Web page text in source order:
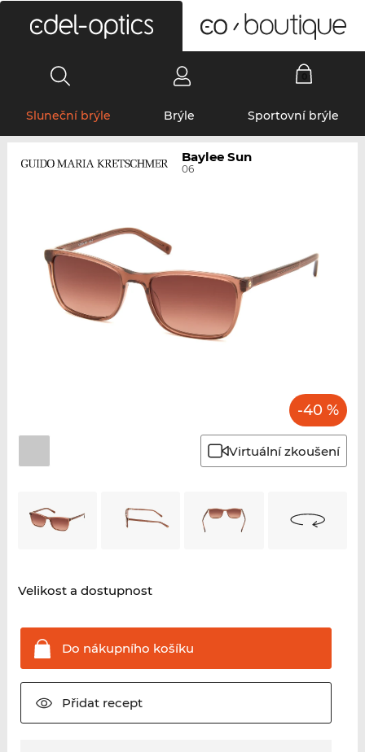
Sluneční brýle Brýle Sportovní brýle
Baylee Sun
06
-40 %
Virtuální zkoušení
Velikost a dostupnost
Do nákupního košíku
Přidatrecept